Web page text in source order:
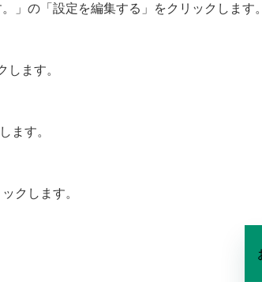
」の「設定を編集する」をクリックします。
します。
ます。
クします。